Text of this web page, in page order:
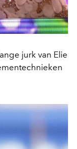
jurk van Elie